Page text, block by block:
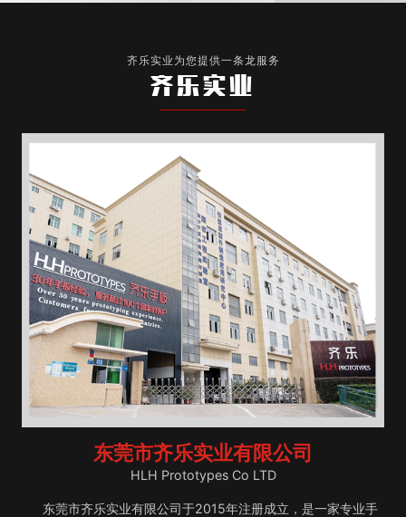
齐乐实业为您提供一条龙服务
齐乐实业
东莞市齐乐实业有限公司
HLH Prototypes Co LTD
东莞市齐乐实业有限公司于2015年注册成立，是一家专业手